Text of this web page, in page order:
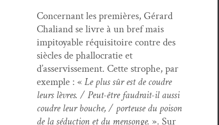
Con­cer­nant les pre­mières, Gérard
Chaliand se livre à un bref mais
impi­toy­able réquisi­toire con­tre des
siè­cles de phal­locratie et
d’asservissement. Cette stro­phe, par
exem­ple : « Le plus sûr est de coudre
leurs lèvres. / Peut-être faudrait-il aus­si
coudre leur bouche, / por­teuse du poi­son
de la séduc­tion et du men­songe. ». Sur